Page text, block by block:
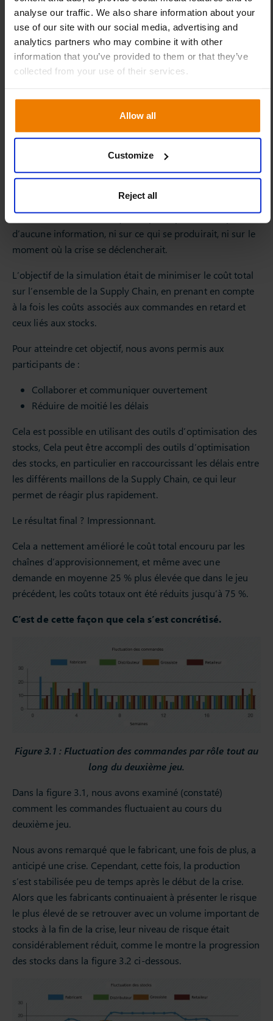
analyse our traffic. We also share information about your
use of our site with our social media, advertising and
analytics partners who may combine it with other
information that you’ve provided to them or that they’ve
collected from your use of their services.
Allow all
Customize
Reject all
réduire l’impact du Bullwhip
3.1), nous avons modifié la configuration de la Supply
Chain et expérimenté plusieurs stratégies.
De plus, nous avons ajusté légèrement la modélisation de
la crise, de manière à ce que les participants ne disposent
d’aucune information, ni sur ce qui se produirait, ni sur le
moment où la crise se déclencherait.
L’objectif de la simulation était de minimiser le coût total
sur l’ensemble de la Supply Chain, en prenant en compte
à la fois les coûts associés aux commandes en retard et
ceux liés aux stocks.
Pour atteindre cet objectif, nous avons permis aux
participants de :
Collaborer et communiquer ouvertement
Réduire de moitié les délais
Cela est possible en utilisant des outils d’optimisation des
stocks, Cela peut être accompli des outils d’optimisation
des stocks, en particulier en raccourcissant les délais entre
les différents maillons de la Supply Chain, ce qui leur
permet de réagir plus rapidement.
Le résultat final ? Impressionnant.
Cela a nettement amélioré le coût total encouru par les
chaînes d’approvisionnement, et même avec une
demande en moyenne 25 % plus élevée que dans le jeu
précédent, les coûts totaux ont été réduits jusqu’à 75 %.
C’est de cette façon que cela s’est concrétisé.
Figure 3.1 : Fluctuation des commandes par rôle tout au
long du deuxième jeu.
Dans la figure 3.1, nous avons examiné (constaté)
comment les commandes fluctuaient au cours du
deuxième jeu.
Nous avons remarqué que le fabricant, une fois de plus, a
anticipé une crise. Cependant, cette fois, la production
s’est stabilisée peu de temps après le début de la crise.
Alors que les fabricants continuaient à présenter le risque
le plus élevé de se retrouver avec un volume important de
stocks à la fin de la crise, leur niveau de risque était
considérablement réduit, comme le montre la progression
des stocks dans la figure 3.2 ci-dessous.